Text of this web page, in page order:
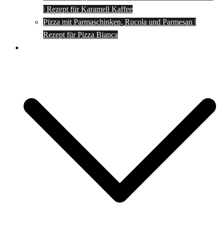
| Rezept für Karamell Kaffee
Pizza mit Parmaschinken, Rucola und Parmesan |
Rezept für Pizza Bianca